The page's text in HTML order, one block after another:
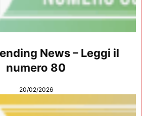
News – Leggi il
numero 80
20/02/2026